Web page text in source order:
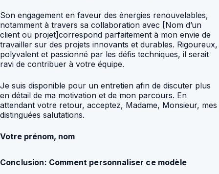
Son engagement en faveur des énergies renouvelables,
notamment à travers sa collaboration avec [Nom d’un
client ou projet]correspond parfaitement à mon envie de
travailler sur des projets innovants et durables. Rigoureux,
polyvalent et passionné par les défis techniques, il serait
ravi de contribuer à votre équipe.
Je suis disponible pour un entretien afin de discuter plus
en détail de ma motivation et de mon parcours. En
attendant votre retour, acceptez, Madame, Monsieur, mes
distinguées salutations.
Votre prénom, nom
Conclusion: Comment personnaliser ce modèle